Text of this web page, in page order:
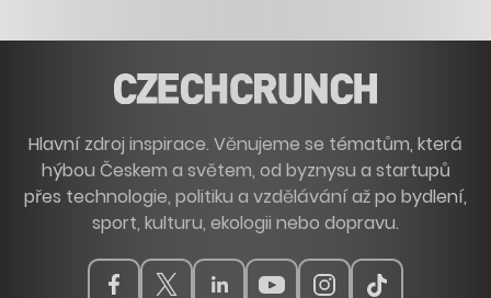
Hlavní zdroj inspirace. Věnujeme se tématům, která
hýbou Českem a světem, od byznysu a startupů
přes technologie, politiku a vzdělávání až po bydlení,
sport, kulturu, ekologii nebo dopravu.